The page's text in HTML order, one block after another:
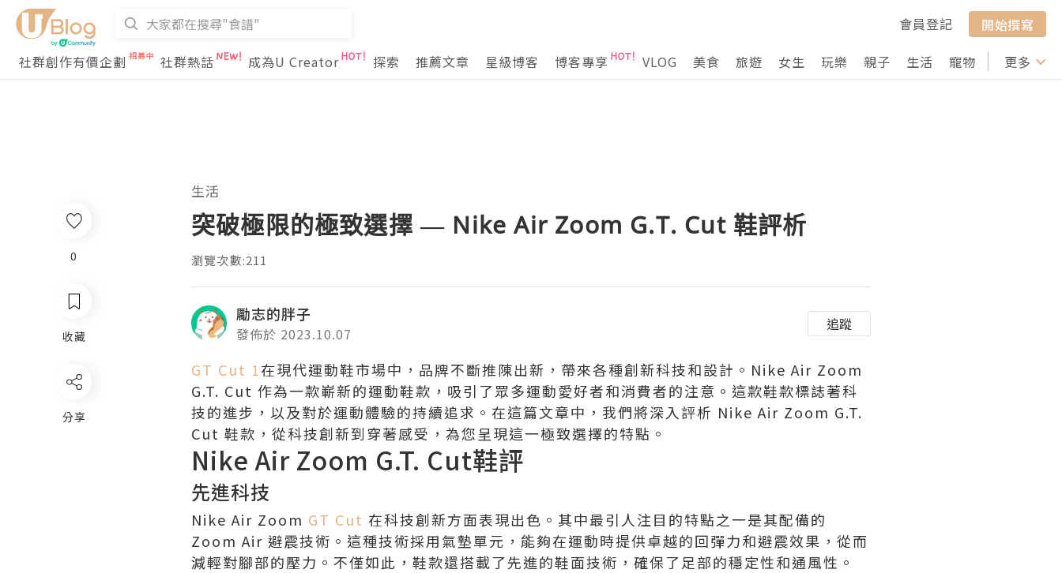
會員登記
開始撰寫
社群創作有價企劃
社群熱話 成為U Creator 探索 推薦文章 星級博客 博客專享 VLOG 美食 旅遊 女生 玩樂 親子 生活 寵物 行山 打卡
更多
生活
突破極限的極致選擇 — Nike Air Zoom G.T. Cut 鞋評析
瀏覽次數:211
勵志的胖子
發佈於 2023.10.07
追蹤
GT Cut 1在現代運動鞋市場中，品牌不斷推陳出新，帶來各種創新科技和設計。Nike Air Zoom
G.T. Cut 作為一款嶄新的運動鞋款，吸引了眾多運動愛好者和消費者的注意。這款鞋款標誌著科
技的進步，以及對於運動體驗的持續追求。在這篇文章中，我們將深入評析 Nike Air Zoom G.T.
Cut 鞋款，從科技創新到穿著感受，為您呈現這一極致選擇的特點。
Nike Air Zoom G.T. Cut鞋評
先進科技
Nike Air Zoom GT Cut 在科技創新方面表現出色。其中最引人注目的特點之一是其配備的
Zoom Air 避震技術。這種技術採用氣墊單元，能夠在運動時提供卓越的回彈力和避震效果，從而
減輕對腳部的壓力。不僅如此，鞋款還搭載了先進的鞋面技術，確保了足部的穩定性和通風性。
0
收藏
分享